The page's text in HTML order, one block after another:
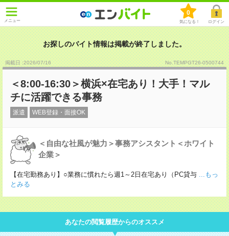
メニュー
0
気になる！ ログイン
お探しのバイト情報は掲載が終了しました。
掲載日 :2026/07/16 No.TEMPGT26-0500744
＜8:00-16:30＞横浜×在宅あり！大手！マル
チに活躍できる事務
派遣 WEB登録・面接OK
＜自由な社風が魅力＞事務アシスタント＜ホワイト
企業＞
【在宅勤務あり】○業務に慣れたら週1～2日在宅あり（PC貸与 ...もっ
とみる
あなたの閲覧履歴からのオススメ